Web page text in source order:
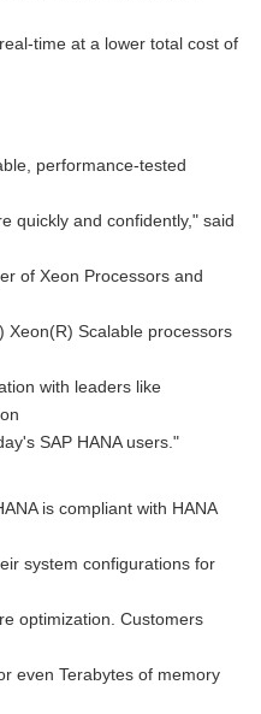
time at a lower total cost of
performance-tested
quickly and confidently," said
of Xeon Processors and
Xeon(R) Scalable processors
with leaders like
SAP HANA users."
is compliant with HANA
system configurations for
optimization. Customers
even Terabytes of memory